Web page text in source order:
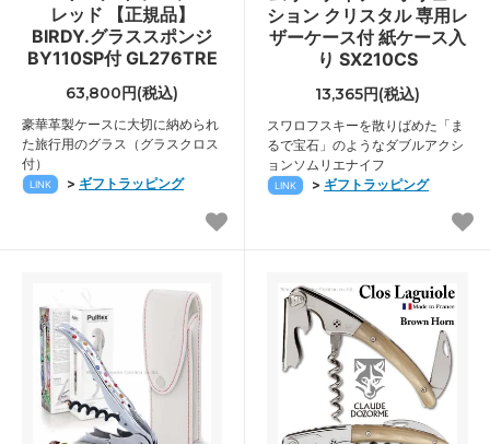
レッド 【正規品】
BIRDY.グラススポンジ
BY110SP付 GL276TRE
63,800円(税込)
豪華革製ケースに大切に納められ
た旅行用のグラス（グラスクロス
付）
LINK > ギフトラッピング
ション クリスタル 専用レ
ザーケース付 紙ケース入
り SX210CS
13,365円(税込)
スワロフスキーを散りばめた「ま
るで宝石」のようなダブルアクシ
ョンソムリエナイフ
LINK > ギフトラッピング